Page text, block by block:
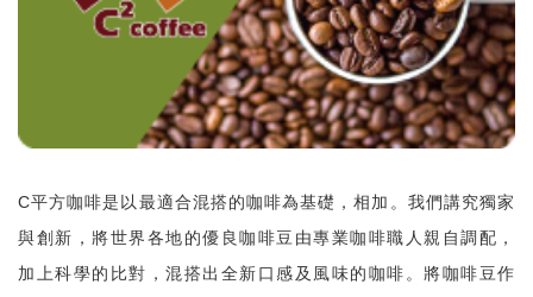
C平方咖啡是以最適合混搭的咖啡為基礎，相加。我們講究獨家
與創新，將世界各地的優良咖啡豆由專業咖啡職人親自調配，
加上科學的比對，混搭出全新口感及風味的咖啡。將咖啡豆作